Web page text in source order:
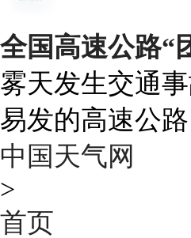
全国高速公路“
雾天发生交通
易发的高速公路
中国天气网
>
首页